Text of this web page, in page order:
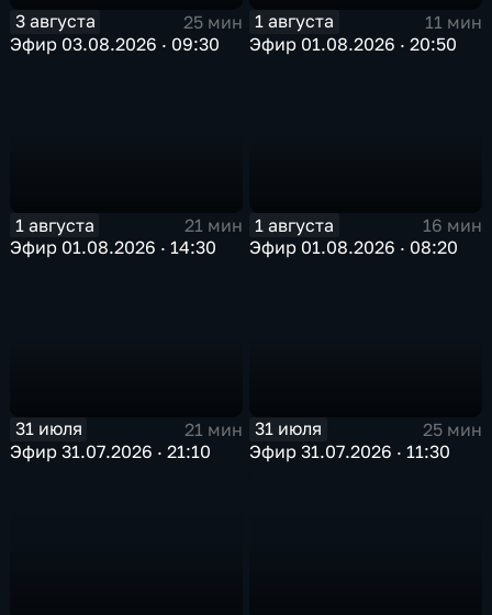
3 августа
25 мин
Эфир 03.08.2026 · 09:30
1 августа
11 мин
Эфир 01.08.2026 · 20:50
1 августа
21 мин
Эфир 01.08.2026 · 14:30
1 августа
16 мин
Эфир 01.08.2026 · 08:20
31 июля
21 мин
Эфир 31.07.2026 · 21:10
31 июля
25 мин
Эфир 31.07.2026 · 11:30